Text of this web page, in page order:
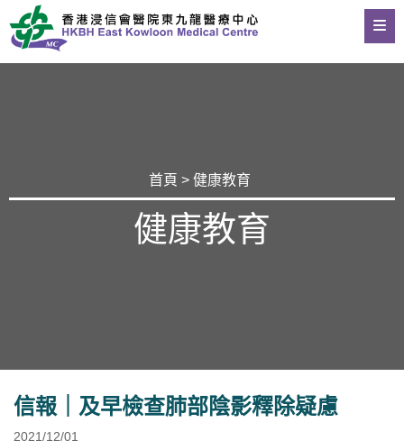
首頁 > 健康教育
健康教育
信報｜及早檢查肺部陰影釋除疑慮
2021/12/01